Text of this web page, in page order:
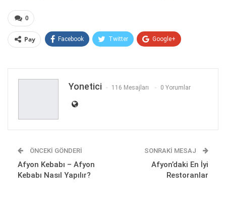
0
Pay Facebook Twitter Google+
E-posta
Yonetici 116 Mesajları 0 Yorumlar
ÖNCEKI GÖNDERI
Afyon Kebabı – Afyon
Kebabı Nasıl Yapılır?
SONRAKI MESAJ
Afyon’daki En İyi
Restoranlar